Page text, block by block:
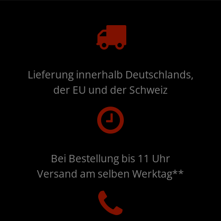
Lieferung innerhalb Deutschlands,
der EU und der Schweiz
Bei Bestellung bis 11 Uhr
Versand am selben Werktag**